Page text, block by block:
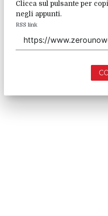
Clicca sul pulsante per
negli appunti.
RSS link